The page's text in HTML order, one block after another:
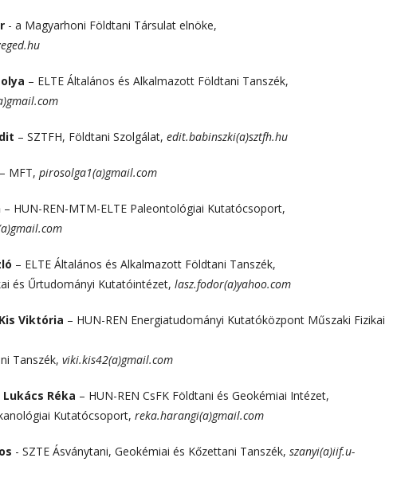
- a Magyarhoni Földtani Társulat elnöke,
– ELTE Általános és Alkalmazott Földtani Tanszék,
– SZTFH, Földtani Szolgálat, edit.babinszki(a)sztfh.hu
– MFT, pirosolga1(a)gmail.com
– HUN-REN-MTM-ELTE Paleontológiai Kutatócsoport,
– ELTE Általános és Alkalmazott Földtani Tanszék,
Kutatóintézet, lasz.fodor(a)yahoo.com
Viktória – HUN-REN Energiatudományi Kutatóközpont Műszaki Fizikai
viki.kis42(a)gmail.com
Réka – HUN-REN CsFK Földtani és Geokémiai Intézet,
reka.harangi(a)gmail.com
- SZTE Ásványtani, Geokémiai és Kőzettani Tanszék, szanyi(a)iif.u-